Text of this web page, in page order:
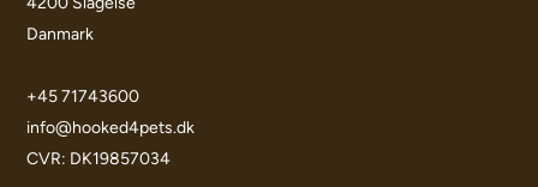
Danmark
+45 71743600
info@hooked4pets.dk
CVR: DK19857034